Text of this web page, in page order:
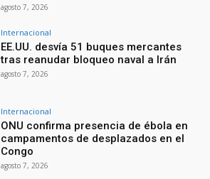
agosto 7, 2026
Internacional
EE.UU. desvía 51 buques mercantes
tras reanudar bloqueo naval a Irán
agosto 7, 2026
Internacional
ONU confirma presencia de ébola en
campamentos de desplazados en el
Congo
agosto 7, 2026